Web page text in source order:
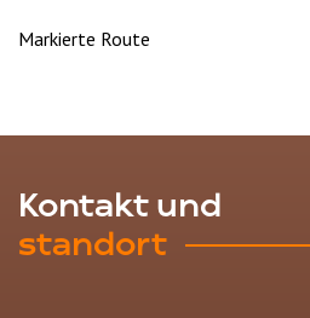
Markierte Route
Kontakt und
standort